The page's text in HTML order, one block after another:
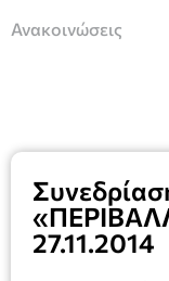
Ανακοινώσεις
27.11.2014